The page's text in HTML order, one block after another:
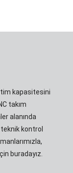
kapasitesini
takım
alanında
kontrol
buradayız.